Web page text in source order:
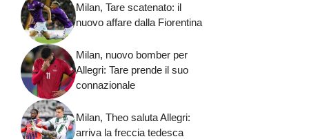
Milan, Tare scatenato: il
nuovo affare dalla Fiorentina
Milan, nuovo bomber per
Allegri: Tare prende il suo
connazionale
Milan, Theo saluta Allegri:
arriva la freccia tedesca